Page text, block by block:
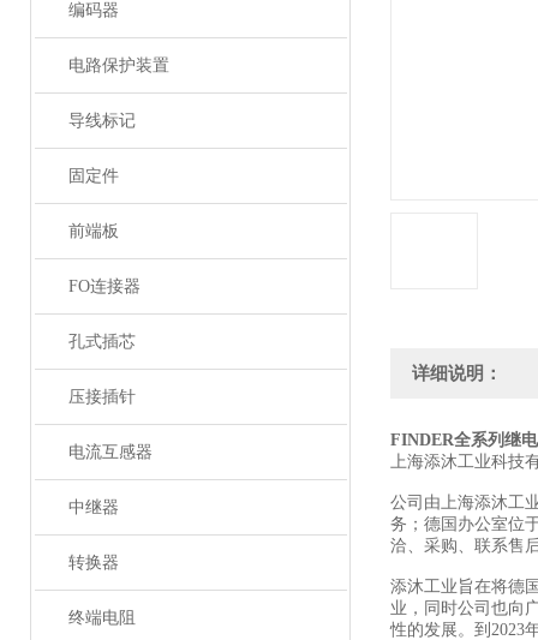
编码器
电路保护装置
导线标记
固定件
前端板
FO连接器
孔式插芯
压接插针
电流互感器
中继器
转换器
终端电阻
详细说明：
FINDER全系列继
上海添沐工业科技
公司由上海添沐工
务；德国办公室位
洽、采购、联系售
添沐工业旨在将德
业，同时公司也向
性的发展。到2023